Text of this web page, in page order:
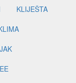
KLIJEŠTA